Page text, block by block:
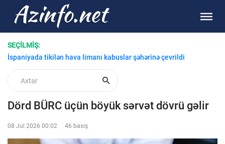
SEÇİLMİŞ:
İspaniyada tikilən hava limanı kabuslar şəhərinə çevrildi
Dövlət İmtahan Mərkəzi bu gün növbəti imtahanlar keçirəcək
Dörd BÜRC üçün böyük sərvət dövrü gəlir
08 Jul 2026 00:02 46 baxış